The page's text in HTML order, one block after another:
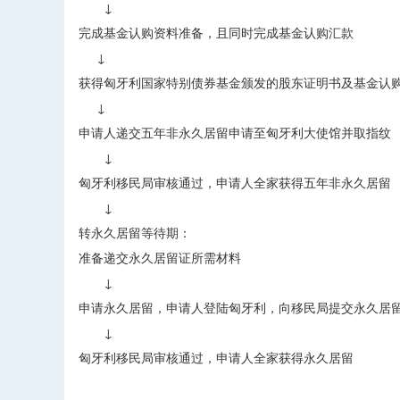
↓
完成基金认购资料准备，且同时完成基金认购汇款
↓
获得匈牙利国家特别债券基金颁发的股东证明书及基金认
↓
申请人递交五年非永久居留申请至匈牙利大使馆并取指纹
↓
匈牙利移民局审核通过，申请人全家获得五年非永久居留
↓
转永久居留等待期：
准备递交永久居留证所需材料
↓
申请永久居留，申请人登陆匈牙利，向移民局提交永久居
↓
匈牙利移民局审核通过，申请人全家获得永久居留